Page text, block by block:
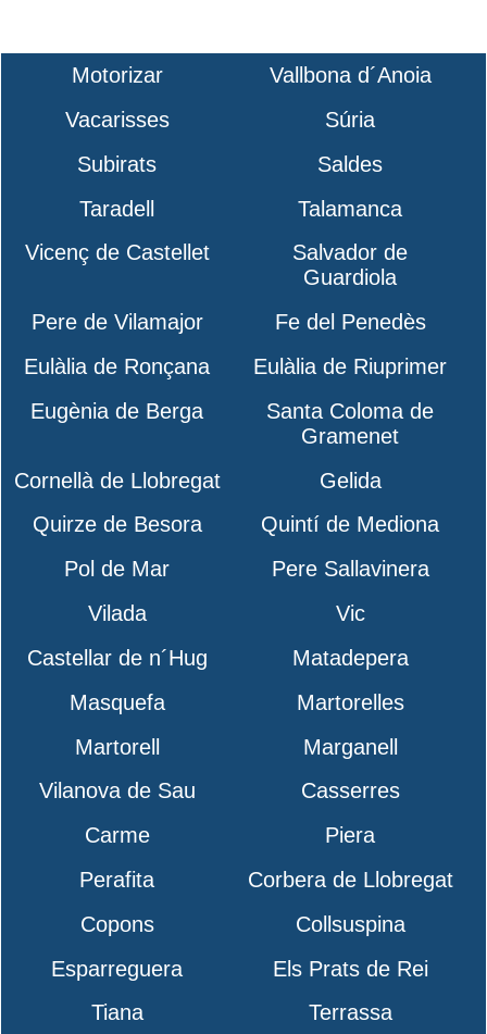
Motorizar
Vallbona d´Anoia
Vacarisses
Súria
Subirats
Saldes
Taradell
Talamanca
Vicenç de Castellet
Salvador de
Guardiola
Pere de Vilamajor
Fe del Penedès
Eulàlia de Ronçana
Eulàlia de Riuprimer
Eugènia de Berga
Santa Coloma de
Gramenet
Cornellà de Llobregat
Gelida
Quirze de Besora
Quintí de Mediona
Pol de Mar
Pere Sallavinera
Vilada
Vic
Castellar de n´Hug
Matadepera
Masquefa
Martorelles
Martorell
Marganell
Vilanova de Sau
Casserres
Carme
Piera
Perafita
Corbera de Llobregat
Copons
Collsuspina
Esparreguera
Els Prats de Rei
Tiana
Terrassa